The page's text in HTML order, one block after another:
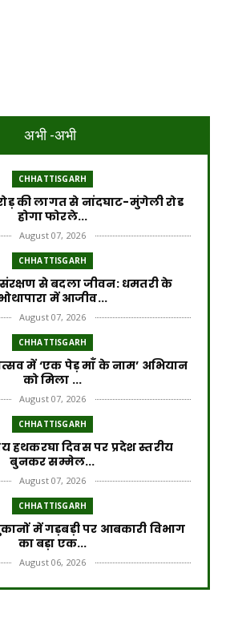
अभी -अभी
CHHATTISGARH
की लागत से नांदघाट-मुंगेली रोड
होगा फोरले...
August 07, 2026
CHHATTISGARH
से बदला जीवन: धमतरी के
में आजीव...
August 07, 2026
CHHATTISGARH
में ‘एक पेड़ माँ के नाम’ अभियान
को मिला ...
August 07, 2026
CHHATTISGARH
हथकरघा दिवस पर प्रदेश स्तरीय
बुनकर सम्मेल...
August 07, 2026
CHHATTISGARH
में गड़बड़ी पर आबकारी विभाग
का बड़ा एक...
August 06, 2026
CHHATTISGARH